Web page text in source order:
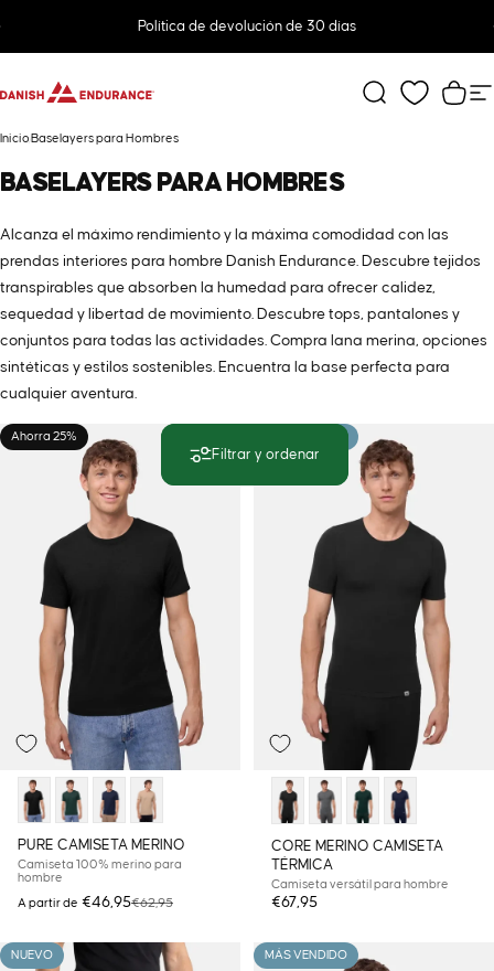
Política de devolución de 30 días
DANISH ENDURANCE Buscar
Inicio Baselayers para Hombres
BASELAYERS PARA HOMBRES
Alcanza el máximo rendimiento y la máxima comodidad con las
prendas interiores para hombre Danish Endurance. Descubre tejidos
transpirables que absorben la humedad para ofrecer calidez,
sequedad y libertad de movimiento. Descubre tops, pantalones y
conjuntos para todas las actividades. Compra lana merina, opciones
sintéticas y estilos sostenibles. Encuentra la base perfecta para
cualquier aventura.
Filtrar y ordenar
Ahorra 25%
PURE CAMISETA MERINO
Camiseta 100% merino para
hombre
Precio de oferta
A partir de €46,95
Precio habitual€62,95
CORE MERINO CAMISETA
TÉRMICA
Camiseta versátil para hombre
€67,95
NUEVO MÁS VENDIDO